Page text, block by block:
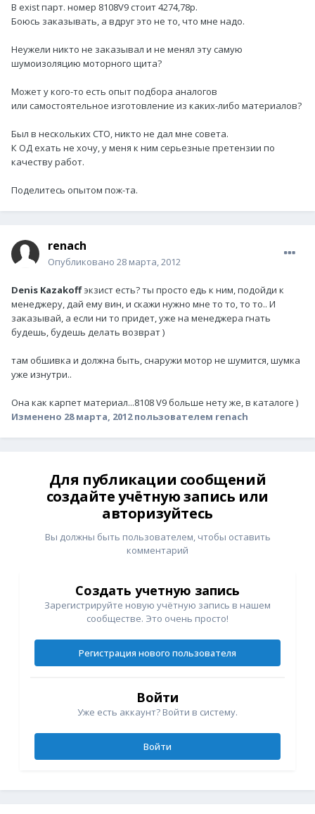
В exist парт. номер 8108V9 стоит 4274,78р.
Боюсь заказывать, а вдруг это не то, что мне надо.
Неужели никто не заказывал и не менял эту самую
шумоизоляцию моторного щита?
Может у кого-то есть опыт подбора аналогов
или самостоятельное изготовление из каких-либо материалов?
Был в нескольких СТО, никто не дал мне совета.
К ОД ехать не хочу, у меня к ним серьезные претензии по
качеству работ.
Поделитесь опытом пож-та.
renach
Опубликовано 28 марта, 2012
Denis Kazakoffэкзист есть? ты просто едь к ним, подойди к
менеджеру, дай ему вин, и скажи нужно мне то то, то то.. И
заказывай, а если ни то придет, уже на менеджера гнать
будешь, будешь делать возврат )
там обшивка и должна быть, снаружи мотор не шумится, шумка
уже изнутри..
Она как карпет материал...8108 V9 больше нету же, в каталоге )
Изменено 28 марта, 2012пользователем renach
Для публикации сообщений
создайте учётную запись или
авторизуйтесь
Вы должны быть пользователем, чтобы оставить
комментарий
Создать учетную запись
Зарегистрируйте новую учётную запись в нашем
сообществе. Это очень просто!
Регистрация нового пользователя
Войти
Уже есть аккаунт? Войти в систему.
Войти